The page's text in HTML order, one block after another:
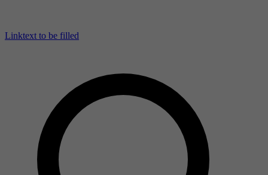
Linktext to be filled